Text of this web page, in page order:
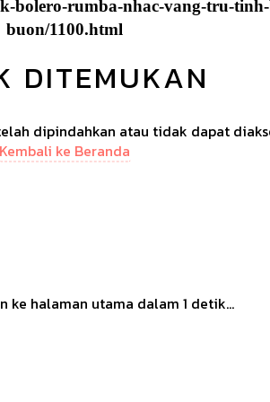
bolero-rumba-nhac-vang-tru-
buon/1100.html
DITEMUKAN
dipindahkan atau tidak dapat
Kembali ke Beranda
ke halaman utama dalam 1 detik...